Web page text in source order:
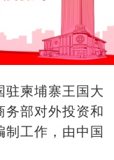
驻柬埔寨王国大
务部对外投资和
制工作，由中国